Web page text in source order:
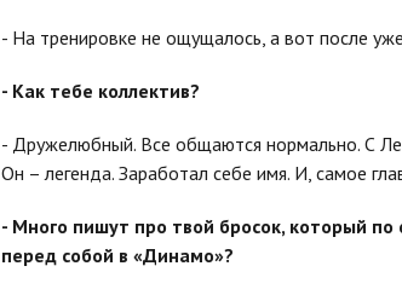
- На тренировке не ощущалось, а вот после
- Как тебе коллектив?
- Дружелюбный. Все общаются нормально. С
Он – легенда. Заработал себе имя. И, самое
- Много пишут про твой бросок, который
перед собой в «Динамо»?